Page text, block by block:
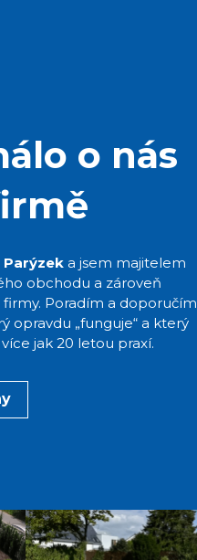
o nás
Parýzeka jsem majitelem
obchodu a zároveň
Poradím a doporučím
opravdu „funguje“ a který
jak 20 letou praxí.